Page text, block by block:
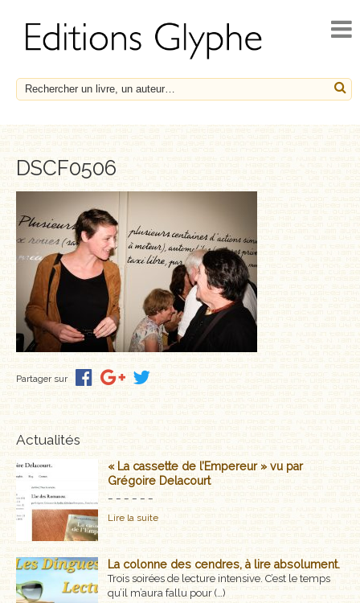
ACTUALITÉS
NOUVEAUTÉS
À PARAÎTRE
ESSAIS
LE FRANÇAIS EN HÉRITAGE
SOCIÉTÉ, HISTOIRE ET MÉDECINE
BIOGRAPHIES
POLARS ET THRILLERS
NOUVELLES
CLASSIQUES OUBLIÉS
COFFRETS
DSCF0506
Partager sur
Actualités
« La cassette de l’Empereur » vu par
Grégoire Delacourt
Lire la suite
La colonne des cendres, à lire absolument.
Trois soirées de lecture intensive. C’est le temps
qu’il m’aura fallu pour (…)